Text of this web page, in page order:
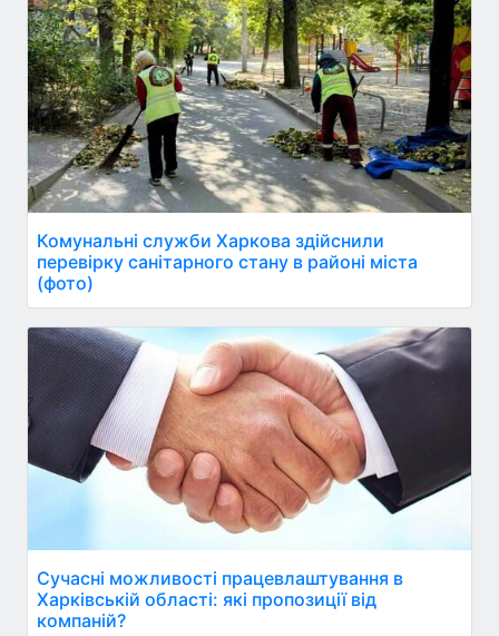
Комунальні служби Харкова здійснили
перевірку санітарного стану в районі міста
(фото)
Сучасні можливості працевлаштування в
Харківській області: які пропозиції від
компаній?